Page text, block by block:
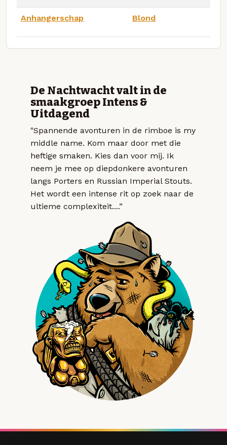
Anhangerschap Blond
De Nachtwacht valt in de
smaakgroep Intens &
Uitdagend
"Spannende avonturen in de rimboe is my
middle name. Kom maar door met die
heftige smaken. Kies dan voor mij. Ik
neem je mee op diepdonkere avonturen
langs Porters en Russian Imperial Stouts.
Het wordt een intense rit op zoek naar de
ultieme complexiteit....”